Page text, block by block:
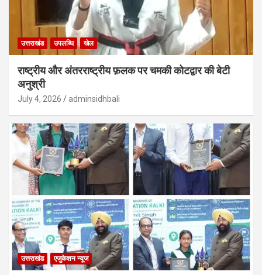
उत्तराखंड उपलब्धि खेल
राष्ट्रीय और अंतरराष्ट्रीय फ़लक पर चमकी कोटद्वार की बेटी
अनुश्री
July 4, 2026 adminsidhbali
उत्तराखंड एजुकेशन न्‍यूज